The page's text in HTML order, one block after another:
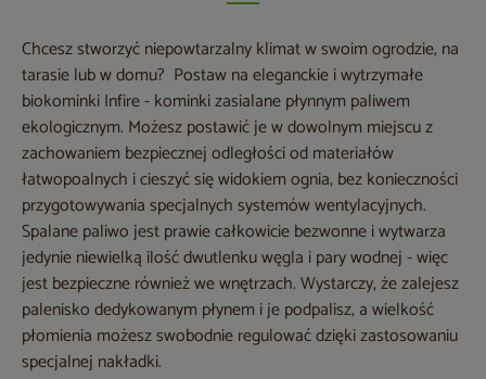
Chcesz stworzyć niepowtarzalny klimat w swoim ogrodzie, na
tarasie lub w domu? Postaw na eleganckie i wytrzymałe
biokominki Infire - kominki zasialane płynnym paliwem
ekologicznym. Możesz postawić je w dowolnym miejscu z
zachowaniem bezpiecznej odległości od materiałów
łatwopoalnych i cieszyć się widokiem ognia, bez konieczności
przygotowywania specjalnych systemów wentylacyjnych.
Spalane paliwo jest prawie całkowicie bezwonne i wytwarza
jedynie niewielką ilość dwutlenku węgla i pary wodnej - więc
jest bezpieczne również we wnętrzach. Wystarczy, że zalejesz
palenisko dedykowanym płynem i je podpalisz, a wielkość
płomienia możesz swobodnie regulować dzięki zastosowaniu
specjalnej nakładki.